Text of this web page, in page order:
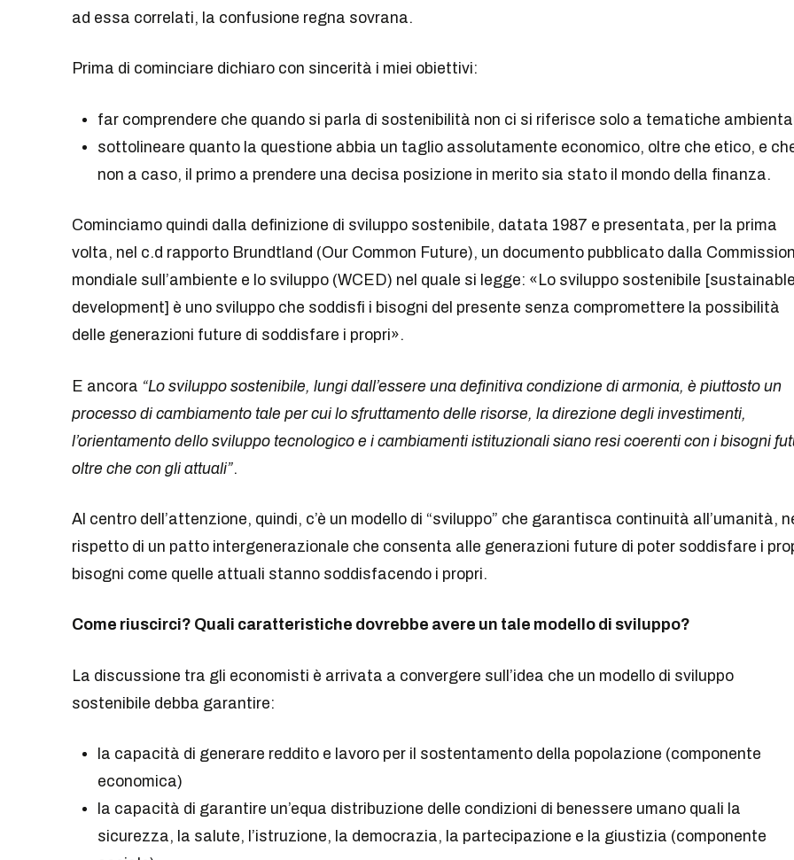
ad essa correlati, la confusione regna sovrana.
Prima di cominciare dichiaro con sincerità i miei obiettivi:
far comprendere che quando si parla di sostenibilità non ci si riferisce solo a tematiche
sottolineare quanto la questione abbia un taglio assolutamente economico, oltre che etico, e
non a caso, il primo a prendere una decisa posizione in merito sia stato il mondo della finanza.
Cominciamo quindi dalla definizione di sviluppo sostenibile, datata 1987 e presentata, per la prima
volta, nel c.d rapporto Brundtland (Our Common Future), un documento pubblicato dalla
mondiale sull’ambiente e lo sviluppo (WCED) nel quale si legge: «Lo sviluppo sostenibile [sustainable
development] è uno sviluppo che soddisfi i bisogni del presente senza compromettere la possibilità
delle generazioni future di soddisfare i propri».
E ancora “Lo sviluppo sostenibile, lungi dall’essere una definitiva condizione di armonia, è piuttosto un
processo di cambiamento tale per cui lo sfruttamento delle risorse, la direzione degli investimenti,
l’orientamento dello sviluppo tecnologico e i cambiamenti istituzionali siano resi coerenti con i bisogni
oltre che con gli attuali”.
Al centro dell’attenzione, quindi, c’è un modello di “sviluppo” che garantisca continuità all’umanità,
rispetto di un patto intergenerazionale che consenta alle generazioni future di poter soddisfare i
bisogni come quelle attuali stanno soddisfacendo i propri.
Come riuscirci? Quali caratteristiche dovrebbe avere un tale modello di sviluppo?
La discussione tra gli economisti è arrivata a convergere sull’idea che un modello di sviluppo
sostenibile debba garantire:
la capacità di generare reddito e lavoro per il sostentamento della popolazione (componente
economica)
la capacità di garantire un’equa distribuzione delle condizioni di benessere umano quali la
sicurezza, la salute, l’istruzione, la democrazia, la partecipazione e la giustizia (componente